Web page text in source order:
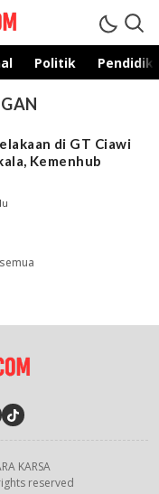
Politik
di GT Ciawi
Kemenhub
KARSA
reserved